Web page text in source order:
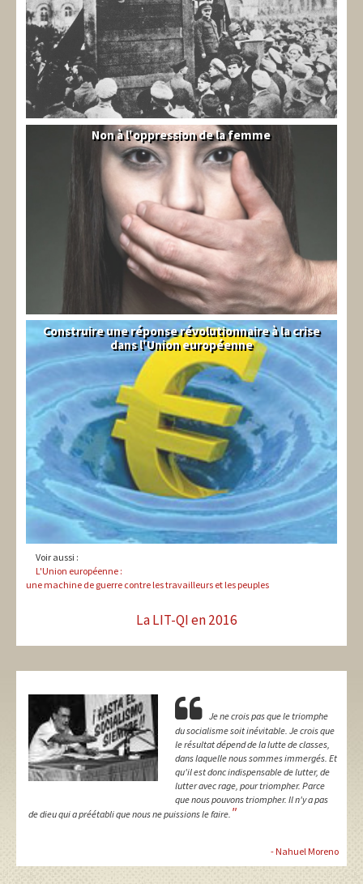
Syrie
Non à l'oppression de la femme
Syndical
Construire une réponse révolutionnaire à la crise
dans l'Union européenne
Voir aussi :
L'Union européenne :
une machine de guerre contre les travailleurs et les peuples
La LIT-QI en 2016
Je ne crois pas que le triomphe
du socialisme soit inévitable. Je crois que
le résultat dépend de la lutte de classes,
dans laquelle nous sommes immergés. Et
qu'il est donc indispensable de lutter, de
lutter avec rage, pour triompher. Parce
que nous pouvons triompher. Il n'y a pas
de dieu qui a préétabli que nous ne puissions le faire. "
- Nahuel Moreno